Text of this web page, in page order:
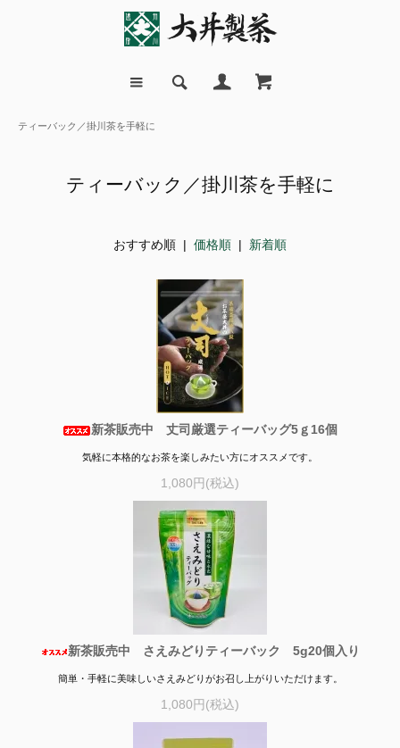
ティーバック／掛川茶を手軽に
ティーバック／掛川茶を手軽に
おすすめ順 | 価格順 | 新着順
新茶販売中 丈司厳選ティーバッグ5ｇ16個
気軽に本格的なお茶を楽しみたい方にオススメです。
1,080円(税込)
新茶販売中 さえみどりティーバック 5g20個入り
簡単・手軽に美味しいさえみどりがお召し上がりいただけます。
1,080円(税込)